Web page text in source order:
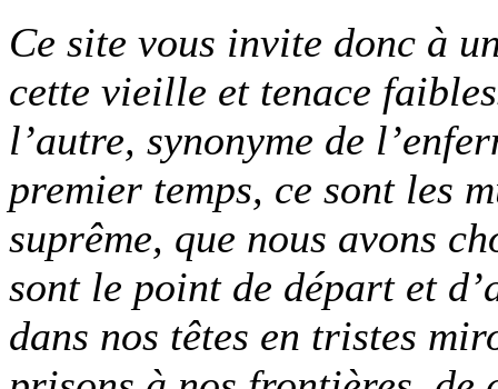
Ce site vous invite donc à
cette vieille et tenace
l’autre, synonyme de
premier temps, ce sont les
suprême, que nous avons
sont le point de départ et
dans nos têtes en tristes